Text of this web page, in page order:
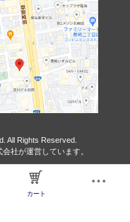
All Rights Reserved.
社が運営しています。
カート